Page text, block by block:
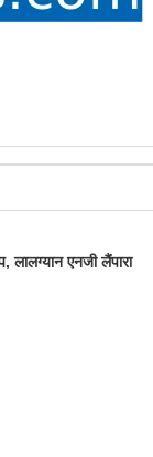
लालग्यान एनजी लैंपारा